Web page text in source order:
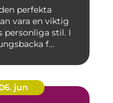
perfekta
vara en viktig
personliga stil. I
f...
jun